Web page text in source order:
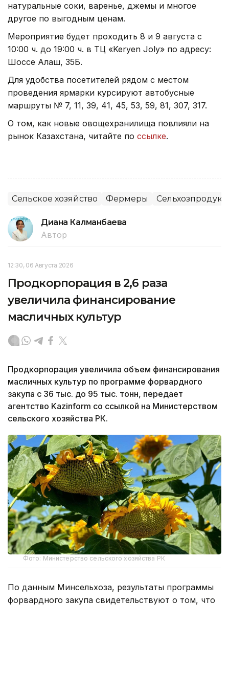
натуральные соки, варенье, джемы и многое
другое по выгодным ценам.
Мероприятие будет проходить 8 и 9 августа с
10:00 ч. до 19:00 ч. в ТЦ «Keryen Joly» по адресу:
Шоссе Алаш, 35Б.
Для удобства посетителей рядом с местом
проведения ярмарки курсируют автобусные
маршруты № 7, 11, 39, 41, 45, 53, 59, 81, 307, 317.
О том, как новые овощехранилища повлияли на
рынок Казахстана, читайте по ссылке.
Сельское хозяйство Фермеры
Диана Калманбаева
Автор
12:30, 06 Августа 2026
Продкорпорация в 2,6 раза
увеличила финансирование
масличных культур
Продкорпорация увеличила объем финансирования
масличных культур по программе форвардного
закупа с 36 тыс. до 95 тыс. тонн, передает
агентство Kazinform со ссылкой на Министерством
сельского хозяйства РК.
Фото: Министерство сельского хозяйства РК
По данным Минсельхоза, результаты программы
форвардного закупа свидетельствуют о том, что